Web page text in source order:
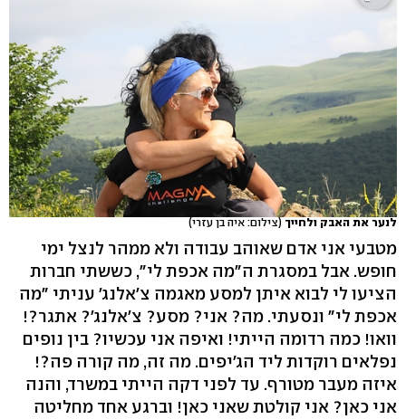
לנער את האבק ולחייך (צילום: איה בן עזרי)
מטבעי אני אדם שאוהב עבודה ולא ממהר לנצל ימי
חופש. אבל במסגרת ה"מה אכפת לי", כששתי חברות
הציעו לי לבוא איתן למסע מאגמה צ'אלנג' עניתי "מה
אכפת לי" ונסעתי. מה? אני? מסע? צ'אלנג'? אתגר?!
וואו! כמה רדומה הייתי! ואיפה אני עכשיו? בין נופים
נפלאים רוקדות ליד הג'יפים. מה זה, מה קורה פה?!
איזה מעבר מטורף. עד לפני דקה הייתי במשרד, והנה
אני כאן? אני קולטת שאני כאן! וברגע אחד מחליטה